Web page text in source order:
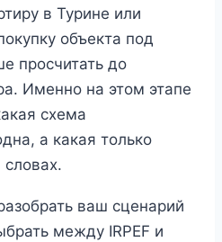
в Турине или
объекта под
просчитать до
Именно на этом этапе
схема
а какая только
ваш сценарий
между IRPEF и